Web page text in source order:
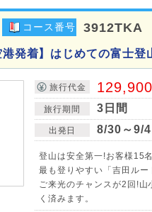
コース番号 3912TKA
発着】はじめての富士登
旅行代金
旅行期間 3日間
出発日 8/30～9/4
登山は安全第一!お客様15
最も登りやすい「吉田ル
ご来光のチャンスが2回!山
く済みます。